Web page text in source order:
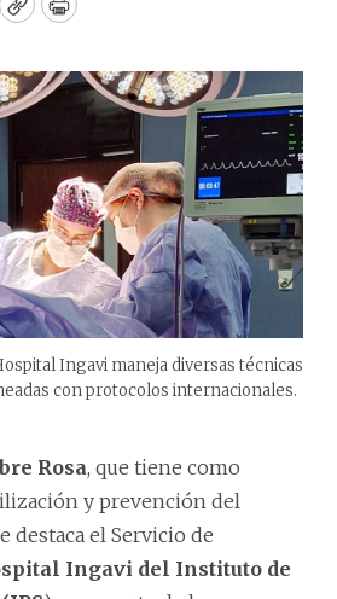
CopyPrint
Ingavi maneja diversas técnicas
con protocolos internacionales.
Rosa, que tiene como
y prevención del
destaca el Servicio de
Ingavi del Instituto de